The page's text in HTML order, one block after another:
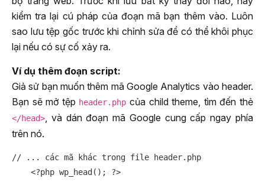
kiểm tra lại cú pháp của đoạn mã bạn thêm vào. Luôn
sao lưu tệp gốc trước khi chỉnh sửa để có thể khôi phục
lại nếu có sự cố xảy ra.
Ví dụ thêm đoạn script:
Giả sử bạn muốn thêm mã Google Analytics vào header.
Bạn sẽ mở tệp header.php của child theme, tìm đến thẻ
</head>, và dán đoạn mã Google cung cấp ngay phía
trên nó.
// ... các mã khác trong file header.php
    <?php wp_head(); ?>